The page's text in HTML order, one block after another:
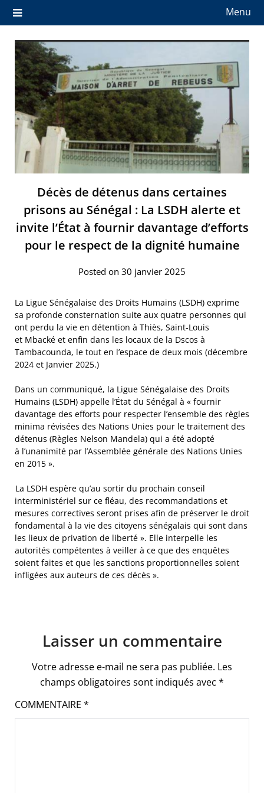
Menu
Décès de détenus dans certaines
prisons au Sénégal : La LSDH alerte et
invite l’État à fournir davantage d’efforts
pour le respect de la dignité humaine
Posted on 30 janvier 2025
La Ligue Sénégalaise des Droits Humains (LSDH) exprime
sa profonde consternation suite aux quatre personnes qui
ont perdu la vie en détention à Thiès, Saint-Louis
et Mbacké et enfin dans les locaux de la Dscos à
Tambacounda, le tout en l’espace de deux mois (décembre
2024 et Janvier 2025.)
Dans un communiqué, la Ligue Sénégalaise des Droits
Humains (LSDH) appelle l’État du Sénégal à « fournir
davantage des efforts pour respecter l’ensemble des règles
minima révisées des Nations Unies pour le traitement des
détenus (Règles Nelson Mandela) qui a été adopté
à l’unanimité par l’Assemblée générale des Nations Unies
en 2015 ».
La LSDH espère qu’au sortir du prochain conseil
interministériel sur ce fléau, des recommandations et
mesures correctives seront prises afin de préserver le droit
fondamental à la vie des citoyens sénégalais qui sont dans
les lieux de privation de liberté ». Elle interpelle les
autorités compétentes à veiller à ce que des enquêtes
soient faites et que les sanctions proportionnelles soient
infligées aux auteurs de ces décès ».
Laisser un commentaire
Votre adresse e-mail ne sera pas publiée. Les
champs obligatoires sont indiqués avec *
COMMENTAIRE *